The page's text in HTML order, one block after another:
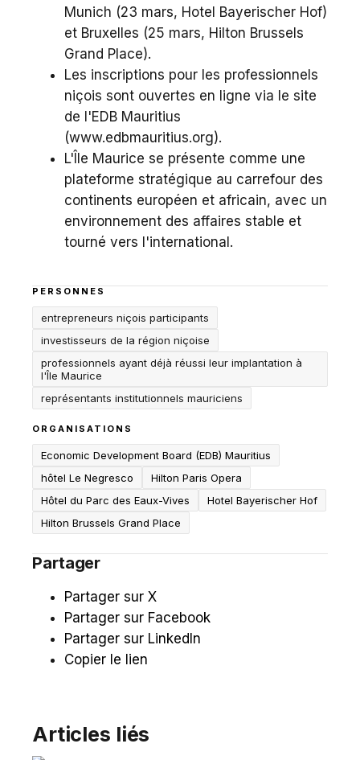
Munich (23 mars, Hotel Bayerischer Hof)
et Bruxelles (25 mars, Hilton Brussels
Grand Place).
Les inscriptions pour les professionnels
niçois sont ouvertes en ligne via le site
de l'EDB Mauritius
(www.edbmauritius.org).
L'Île Maurice se présente comme une
plateforme stratégique au carrefour des
continents européen et africain, avec un
environnement des affaires stable et
tourné vers l'international.
PERSONNES
entrepreneurs niçois participants
investisseurs de la région niçoise
professionnels ayant déjà réussi leur implantation à
l'Île Maurice
représentants institutionnels mauriciens
ORGANISATIONS
Economic Development Board (EDB) Mauritius
hôtel Le Negresco
Hilton Paris Opera
Hôtel du Parc des Eaux-Vives
Hotel Bayerischer Hof
Hilton Brussels Grand Place
Partager
Partager sur X
Partager sur Facebook
Partager sur LinkedIn
Copier le lien
Articles liés